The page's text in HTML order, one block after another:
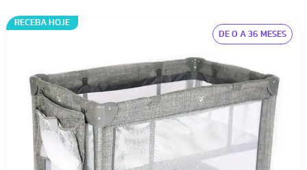
RECEBA HOJE
DE 0 A 36 MESES